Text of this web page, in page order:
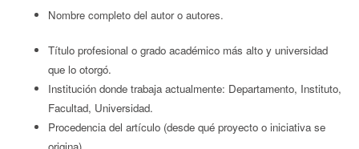
Nombre completo del autor o autores.
Título profesional o grado académico más alto y universidad
que lo otorgó.
Institución donde trabaja actualmente: Departamento, Instituto,
Facultad, Universidad.
Procedencia del artículo (desde qué proyecto o iniciativa se